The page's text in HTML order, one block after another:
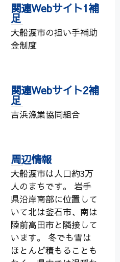
関連Webサイト1補
足
大船渡市の担い手補助
金制度
関連Webサイト2補
足
吉浜漁業協同組合
周辺情報
大船渡市は人口約3万
人のまちです。 岩手
県沿岸南部に位置して
いて北は釜石市、南は
陸前高田市と隣接して
います。 冬でも雪は
ほとんど積もることも